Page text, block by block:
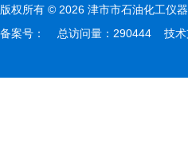
版权所有 © 2026 津市市石油化工仪
备案号：
总访问量：290444 技术